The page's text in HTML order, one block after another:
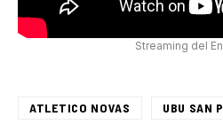
Streaming del
ATLETICO NOVAS UBU SAN